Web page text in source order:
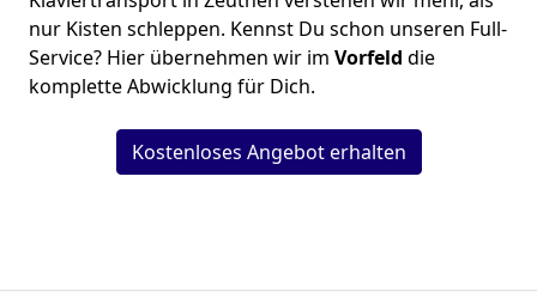
nur Kisten schleppen. Kennst Du schon unseren Full-
Service? Hier übernehmen wir im Vorfeld die
komplette Abwicklung für Dich.
Kostenloses Angebot erhalten